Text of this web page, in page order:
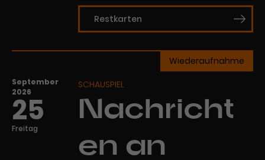
verschiedene Websites hinweg.
Restkarten
September
2026
25
Freitag
Wiederaufnahme
SCHAUSPIEL
Nachricht
en an